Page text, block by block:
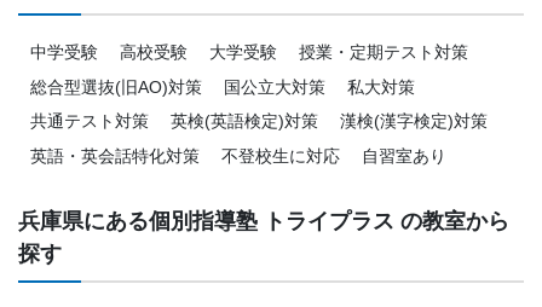
中学受験 高校受験 大学受験
授業・定期テスト対策
総合型選抜(旧AO)対策
国公立大対策
私大対策
共通テスト対策
英検(英語検定)対策
漢検(漢字検定)対策
英語・英会話特化対策
不登校生に対応 自習室あり
兵庫県にある個別指導塾 トライプラス の教室から
探す